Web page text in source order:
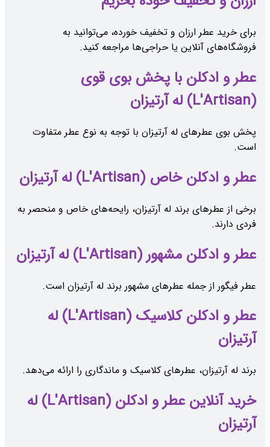
برای خرید عطر ارزان و تخفیف خورده، می‌توانید به
فروشگاه‌های آنلاین یا حراجی‌ها مراجعه کنید.
عطر و ادکلن با پخش بوی قوی
(L'Artisan) له آرتیزان
پخش بوی عطرهای له آرتیزان با توجه به نوع عطر متفاوت
است.
عطر و ادکلن خاص (L'Artisan) له آرتیزان
برخی از عطرهای برند له آرتیزان، رایحه‌های خاص و منحصر به
فردی دارند.
عطر و ادکلن مشهور (L'Artisan) له آرتیزان
عطر فیگور از جمله عطرهای مشهور برند له آرتیزان است.
عطر و ادکلن کلاسیک (L'Artisan) له
آرتیزان
برند له آرتیزان، عطرهای کلاسیک و ماندگاری را ارائه می‌دهد.
خرید آنلاین عطر و ادکلن (L'Artisan) له
آرتیزان